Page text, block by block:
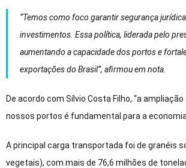
“Temos como foco garantir segurança
investimentos. Essa política, liderada pelo
aumentando a capacidade dos portos e
exportações do Brasil”, afirmou em nota.
De acordo com Sílvio Costa Filho, “a
nossos portos é fundamental para a economia
A principal carga transportada foi de granéis
vegetais), com mais de 76,6 milhões de